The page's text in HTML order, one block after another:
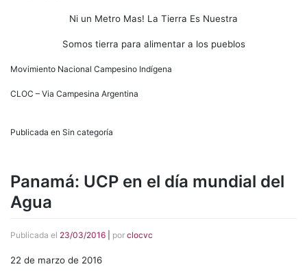
Ni un Metro Mas! La Tierra Es Nuestra
Somos tierra para alimentar a los pueblos
Movimiento Nacional Campesino Indígena
CLOC – Via Campesina Argentina
Publicada en Sin categoría
Panamá: UCP en el día mundial del
Agua
Publicada el 23/03/2016 por clocvc
22 de marzo de 2016